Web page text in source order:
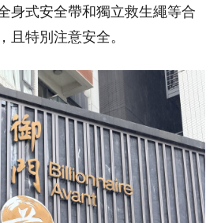
身式安全帶和獨立救生繩等合
且特別注意安全。